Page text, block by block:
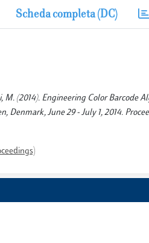
Scheda completa (DC)
M. (2014). Engineering Color
June 29 - July 1, 2014.